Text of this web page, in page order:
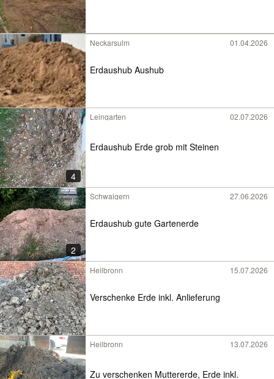
Neckarsulm 01.04.2026
Erdaushub Aushub
4
Leingarten 02.07.2026
Erdaushub Erde grob mit Steinen
2
Schwaigern 27.06.2026
Erdaushub gute Gartenerde
Heilbronn 15.07.2026
Verschenke Erde inkl. Anlieferung
Heilbronn 13.07.2026
Zu verschenken Muttererde, Erde inkl.